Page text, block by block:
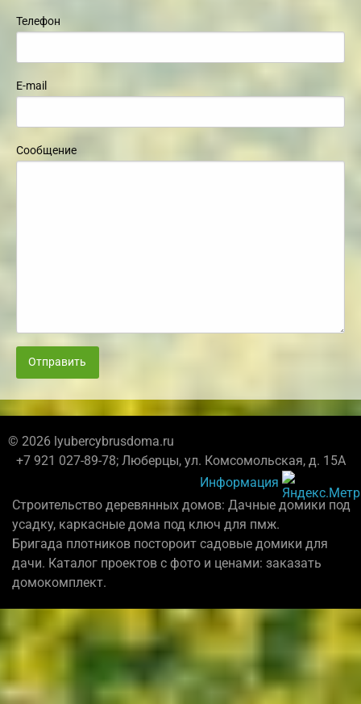
Телефон
E-mail
Сообщение
Отправить
© 2026 lyubercybrusdoma.ru
+7 921 027-89-78; Люберцы, ул. Комсомольская, д. 15А
Информация
Строительство деревянных домов: Дачные домики под
усадку, каркасные дома под ключ для пмж.
Бригада плотников постороит садовые домики для
дачи. Каталог проектов с фото и ценами: заказать
домокомплект.